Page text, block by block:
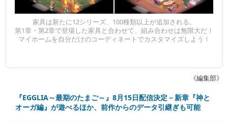
家具は新たに12シリーズ、100種類以上が追加される。
第1章・第2章で登場した家具と合わせて、組み合わせは無限大だ！
マイホームを自分だけのコーディネートでカスタマイズしよう！
《編集部》
『EGGLIA～最期のたまご～』8月15日配信決定－新章『神と
オーガ編』が遊べるほか、前作からのデータ引継ぎも可能